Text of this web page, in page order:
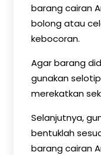
barang cairan
bolong atau
kebocoran.
Agar barang
gunakan
merekatkan
Selanjutnya,
bentuklah
barang cairan